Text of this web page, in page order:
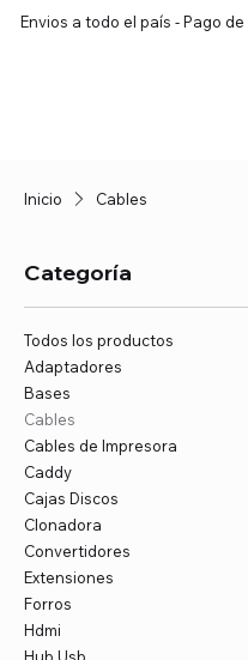
Envios a todo el país - Pago
Inicio Cables
Categoría
Todos los productos
Adaptadores
Bases
Cables
Cables de Impresora
Caddy
Cajas Discos
Clonadora
Convertidores
Extensiones
Forros
Hdmi
Hub Usb